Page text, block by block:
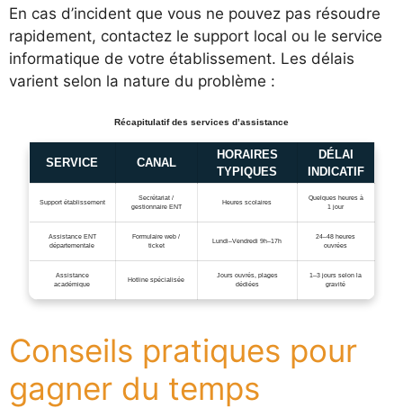
En cas d’incident que vous ne pouvez pas résoudre
rapidement, contactez le support local ou le service
informatique de votre établissement. Les délais
varient selon la nature du problème :
Récapitulatif des services d’assistance
SERVICE CANAL
HORAIRES
TYPIQUES
DÉLAI
INDICATIF
Support établissement
Secrétariat /
gestionnaire ENT
Heures scolaires
Quelques heures à
1 jour
Assistance ENT
départementale
Formulaire web /
ticket
Lundi–Vendredi 9h–17h
24–48 heures
ouvrées
Assistance
académique
Hotline spécialisée
Jours ouvrés, plages
dédiées
1–3 jours selon la
gravité
Conseils pratiques pour
gagner du temps